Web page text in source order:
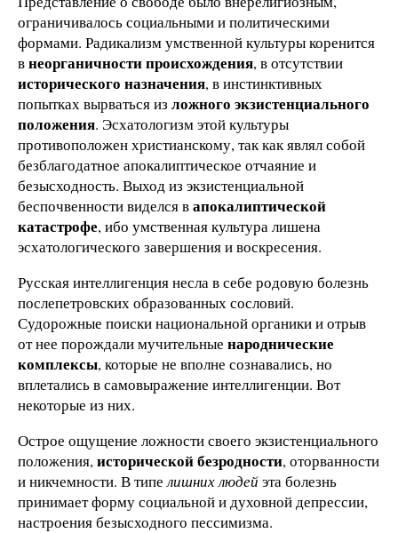
ограничивалось социальными и политическими
формами. Радикализм умственной культуры коренится
внеорганичности происхождения, в отсутствии
исторического назначения, в инстинктивных
попытках вырваться из ложного экзистенциального
положения. Эсхатологизм этой культуры
противоположен христианскому, так как являл собой
безблагодатное апокалиптическое отчаяние и
безысходность. Выход из экзистенциальной
беспочвенности виделся вапокалиптической
катастрофе, ибо умственная культура лишена
эсхатологического завершения и воскресения.
Русская интеллигенция несла в себе родовую болезнь
послепетровских образованных сословий.
Судорожные поиски национальной органики и отрыв
от нее порождали мучительные народнические
комплексы, которые не вполне сознавались, но
вплетались в самовыражение интеллигенции. Вот
некоторые из них.
Острое ощущение ложности своего экзистенциального
положения,исторической безродности, оторванности
и никчемности. В типелишних людейэта болезнь
принимает форму социальной и духовной депрессии,
настроения безысходного пессимизма.